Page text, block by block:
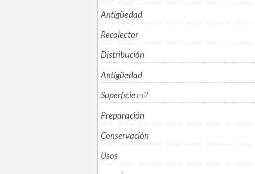
Antigüedad
Recolector
Distribución
Antigüedad
Superficiem2
Preparación
Conservación
Usos